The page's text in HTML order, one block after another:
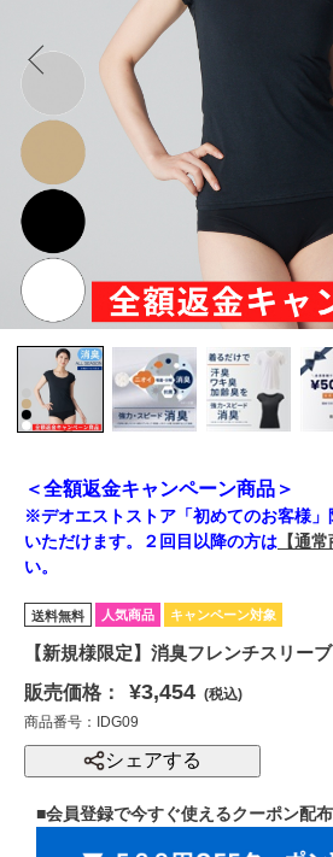
＜全額返金キャンペーン商品＞
※デオエストストア「初めてのお客様」
いただけます。２回目以降の方は 【通常
い。
送料無料 人気商品 キャンペーン対象
【新規様限定】消臭フレンチスリー
販売価格：
¥3,454 (税込)
商品番号：IDG09
シェアする
■会員登録で今すぐ使えるクーポン配布